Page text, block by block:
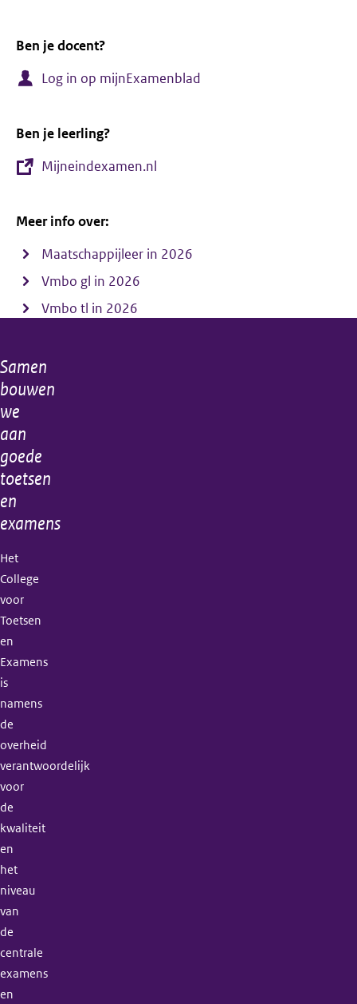
Ben je docent?
Log in op mijnExamenblad
Ben je leerling?
Mijneindexamen.nl
Meer info over:
Maatschappijleer in 2026
Vmbo gl in 2026
Vmbo tl in 2026
Algemene
informatie
Samen
bouwen
we
aan
goede
toetsen
en
examens
Het
College
voor
Toetsen
en
Examens
is
namens
de
overheid
verantwoordelijk
voor
de
kwaliteit
en
het
niveau
van
de
centrale
examens
en